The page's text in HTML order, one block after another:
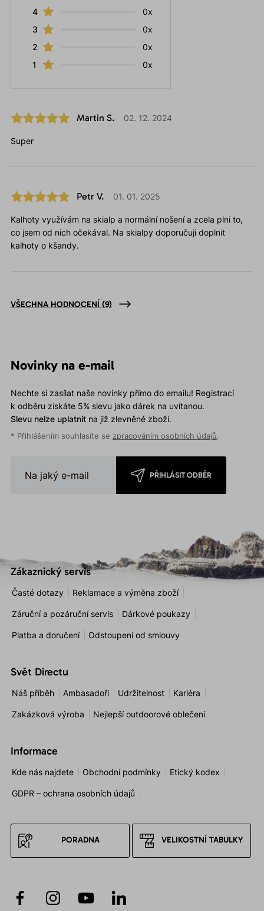
4
0x
3
0x
2
0x
1
0x
Martin S. 02. 12. 2024
Super
Petr V. 01. 01. 2025
Kalhoty využívám na skialp a normální nošení a zcela plni to,
co jsem od nich očekával. Na skialpy doporučuji doplnit
kalhoty o kšandy.
VŠECHNA HODNOCENÍ (9)
Novinky na e-mail
Nechte si zasílat naše novinky přímo do emailu! Registrací
k odběru získáte 5% slevu jako dárek na uvítanou.
Slevu nelze uplatnitna již zlevněné zboží.
* Přihlášením souhlasíte se zpracováním osobních údajů.
PŘIHLÁSIT ODBĚR
Zákaznický servis
Časté dotazy Reklamace a výměna zboží
Záruční a pozáruční servis Dárkové poukazy
Platba a doručení Odstoupení od smlouvy
Svět Directu
Náš příběh Ambasadoři Udržitelnost Kariéra
Zakázková výroba Nejlepší outdoorové oblečení
Informace
Kde nás najdete Obchodní podmínky Etický kodex
GDPR – ochrana osobních údajů
PORADNA VELIKOSTNÍ TABULKY